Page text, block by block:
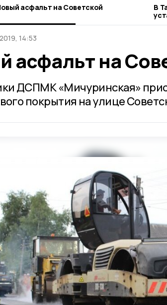
асфальт на Советской
В
14:53
асфальт на
ДСПМК «Мичуринская»
покрытия на улице